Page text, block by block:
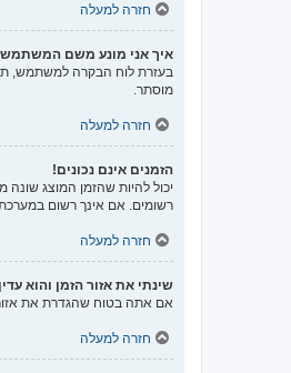
חזרה למעלה
איך אני מונע משם
בעזרת לוח הבקרה למשתמש,
מוסתר.
חזרה למעלה
הזמנים אינם נכונים!
יכול להיות שהזמן המוצג
רשומים. אם אינך רשום
חזרה למעלה
שינתי את אזור הזמן והוא
אם אתה בטוח שהגדרת את אזור
חזרה למעלה